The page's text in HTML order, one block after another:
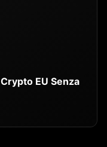
EU Senza